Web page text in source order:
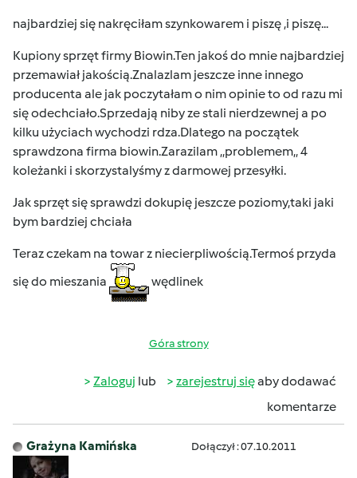
najbardziej się nakręciłam szynkowarem i piszę ,i piszę...
Kupiony sprzęt firmy Biowin.Ten jakoś do mnie najbardziej
przemawiał jakością.Znalazlam jeszcze inne innego
producenta ale jak poczytałam o nim opinie to od razu mi
się odechciało.Sprzedają niby ze stali nierdzewnej a po
kilku użyciach wychodzi rdza.Dlatego na początek
sprawdzona firma biowin.Zarazilam ,,problemem,, 4
koleżanki i skorzystalyśmy z darmowej przesyłki.
Jak sprzęt się sprawdzi dokupię jeszcze poziomy,taki jaki
bym bardziej chciała
Teraz czekam na towar z niecierpliwością.Termoś przyda
się do mieszania
wędlinek
Góra strony
Zaloguj lub zarejestruj sięaby dodawać
komentarze
Grażyna Kamińska Dołączył : 07.10.2011